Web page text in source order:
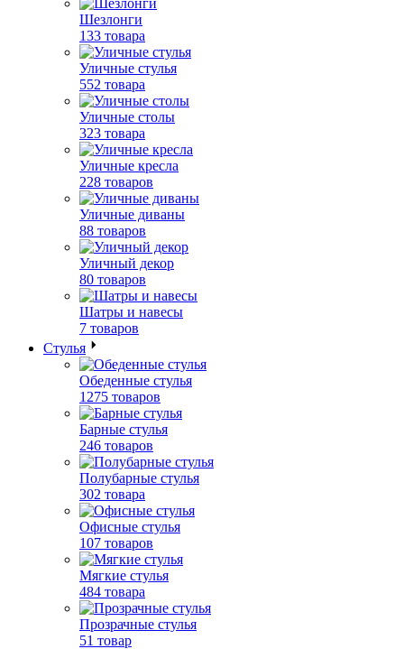
Шезлонги
133 товара
Уличные стулья
552 товара
Уличные столы
323 товара
Уличные кресла
228 товаров
Уличные диваны
88 товаров
Уличный декор
80 товаров
Шатры и навесы
7 товаров
Стулья
Обеденные стулья
1275 товаров
Барные стулья
246 товаров
Полубарные стулья
302 товара
Офисные стулья
107 товаров
Мягкие стулья
484 товара
Прозрачные стулья
51 товар